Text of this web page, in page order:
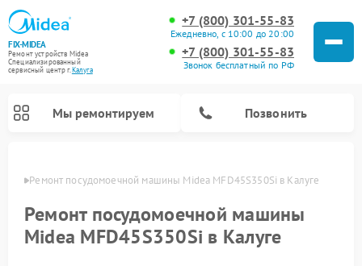
FIX-MIDEA
Ремонт устройств Midea
Специализированный
cервисный центр г.Калуга
+7 (800) 301-55-83
Ежедневно, с 10:00 до 20:00
+7 (800) 301-55-83
Звонок бесплатный по РФ
Мы ремонтируем Позвонить
Ремонт посудомоечной машины Midea MFD45S350Si в Калуге
Ремонт посудомоечной машины
Midea MFD45S350Si в Калуге